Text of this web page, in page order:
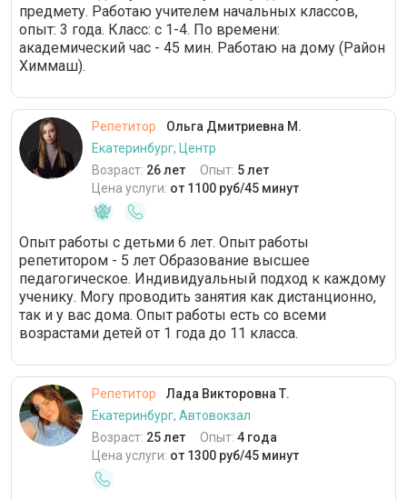
предмету. Работаю учителем начальных классов,
опыт: 3 года. Класс: с 1-4. По времени:
академический час - 45 мин. Работаю на дому (Район
Химмаш).
Репетитор
Ольга Дмитриевна М.
Екатеринбург, Центр
Возраст: 26 лет Опыт: 5 лет
Цена услуги: от 1100 руб/45 минут
Опыт работы с детьми 6 лет. Опыт работы
репетитором - 5 лет Образование высшее
педагогическое. Индивидуальный подход к каждому
ученику. Могу проводить занятия как дистанционно,
так и у вас дома. Опыт работы есть со всеми
возрастами детей от 1 года до 11 класса.
Репетитор
Лада Викторовна Т.
Екатеринбург, Автовокзал
Возраст: 25 лет Опыт: 4 года
Цена услуги: от 1300 руб/45 минут